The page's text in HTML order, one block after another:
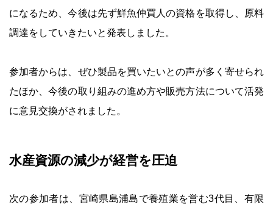
になるため、今後は先ず鮮魚仲買人の資格を取得し、原料
調達をしていきたいと発表しました。
参加者からは、ぜひ製品を買いたいとの声が多く寄せられ
たほか、今後の取り組みの進め方や販売方法について活発
に意見交換がされました。
水産資源の減少が経営を圧迫
次の参加者は、宮崎県島浦島で養殖業を営む3代目、有限